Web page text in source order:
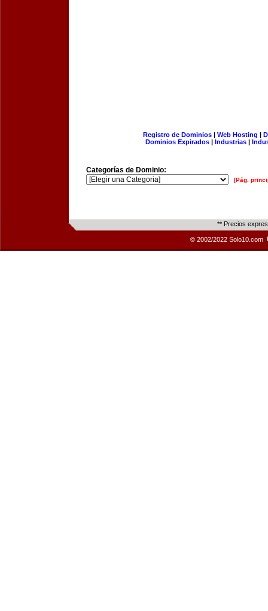
Registro de Dominios| Web Hosting |
Dominios Expirados | Industrias |
Categorías de Dominio:
[Pág.
** Precios
© 2002/2022 Solo10.com